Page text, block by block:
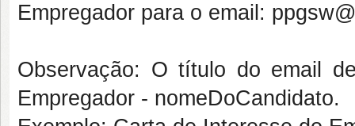
Empregador para o email:
Observação: O título do email
Empregador - nomeDoCandidato.